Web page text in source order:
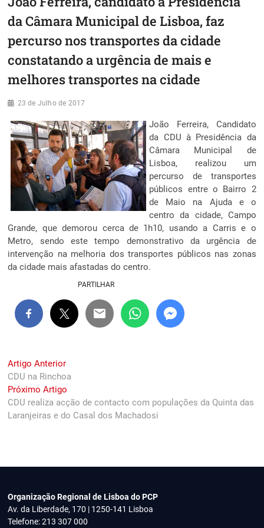
da Câmara Municipal de Lisboa, faz
percurso nos transportes da cidade
constatando a urgência de mais e
melhores transportes na cidade
23 de Julho de 2017
João Ferreira, Candidato
da CDU à Presidência da
Câmara Municipal de
Lisboa, realizou um
percurso de transportes
públicos entre o Bairro 2
de Maio na Ajuda e o
centro da cidade, Campo
Grande, que demorou cerca de 1h10, usando a Carris e o
Metro, sendo este tempo demonstrativo da urgência de
intervenção na melhoria dos transportes públicos nas zonas
da cidade mais afastadas do centro.
PARTILHAR
Navegação
de
artigos
Artigo AnteriorPrevious
post:
CDU na Rinchoa
Próximo Artigo
post:
CDU realiza acção de contacto com populações da Quinta das
Laranjeiras e do Casal dos Machadosi
Organização Regional de Lisboa do PCP
Av. da Liberdade, 170 | 1250-141 Lisboa
Telefone: 213 307 000